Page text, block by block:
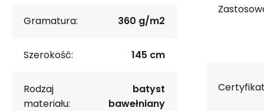
Gramatura: 360 g/m2
Szerokość: 145 cm
Rodzaj
materiału:
batyst
bawełniany